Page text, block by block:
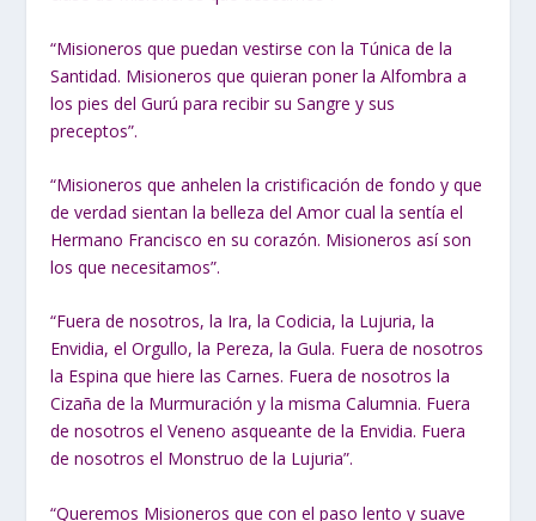
“Misioneros que puedan vestirse con la Túnica de la
Santidad. Misioneros que quieran poner la Alfombra a
los pies del Gurú para recibir su Sangre y sus
preceptos”.
“Misioneros que anhelen la cristificación de fondo y que
de verdad sientan la belleza del Amor cual la sentía el
Hermano Francisco en su corazón. Misioneros así son
los que necesitamos”.
“Fuera de nosotros, la Ira, la Codicia, la Lujuria, la
Envidia, el Orgullo, la Pereza, la Gula. Fuera de nosotros
la Espina que hiere las Carnes. Fuera de nosotros la
Cizaña de la Murmuración y la misma Calumnia. Fuera
de nosotros el Veneno asqueante de la Envidia. Fuera
de nosotros el Monstruo de la Lujuria”.
“Queremos Misioneros que con el paso lento y suave